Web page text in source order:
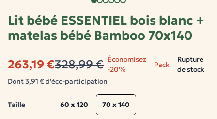
Lit bébé ESSENTIEL bois blanc +
matelas bébé Bamboo 70x140
263,19 €328,99 € Économisez
-20%
Pack
Rupture
de stock
Dont 3,91 € d'éco-participation
Taille 60 x 120 70 x 140